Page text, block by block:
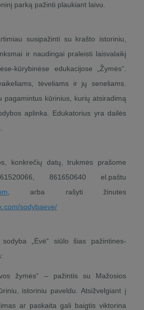
parką pažinti plaukiant laivu.
susipažinti su krašto istoriniu,
ir naudingai praleisti laisvalaikį
kūrybinėse edukacijose „Žymės“.
tėveliams ir jų seneliams.
pagamintus kūrinius, kurių atsiradimą
aplinka. Edukatorius yra dailės
konkrečių datų, trukmės prašome
861650640 el.paštu
, arba rašyti žinutes
sodybaeve/
„Ėvė“ siūlo šias pažintines-
žymės“ – pažintis su Mažosios
istoriniu paveldu. Atsižvelgiant į
ar paskaita gali baigtis viktorina